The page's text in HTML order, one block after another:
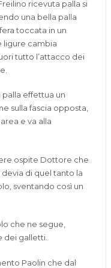
ricevuta palla si
una bella palla
toccata in un
ligure cambia
tutto l’attacco dei
effettua un
sulla fascia opposta,
e va alla
ospite Dottore che
di quel tanto la
sventando così un
che ne segue,
dei galletti.
Paolin che dal